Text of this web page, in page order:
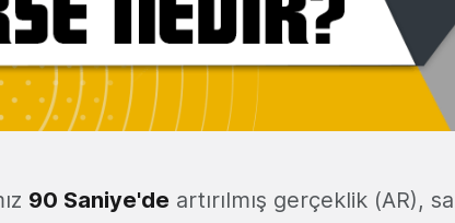
90 Saniye'de artırılmış gerçeklik (AR),